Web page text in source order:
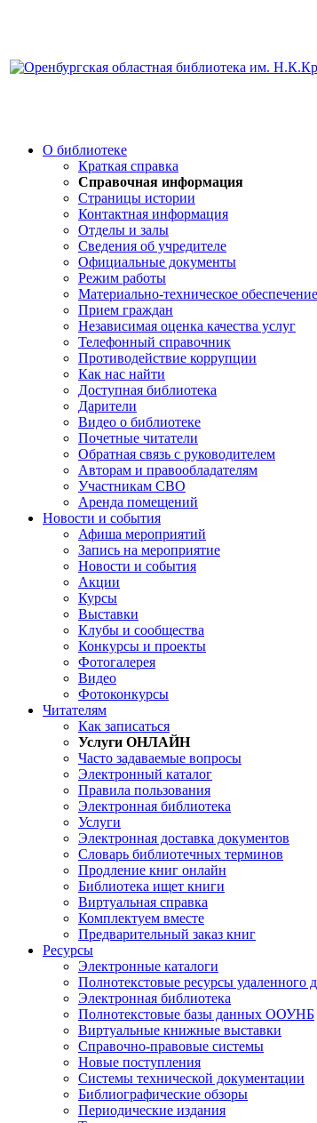
О библиотеке
Краткая справка
Справочная информация
Страницы истории
Контактная информация
Отделы и залы
Сведения об учредителе
Официальные документы
Режим работы
Материально-техническое
Прием граждан
Независимая оценка качества услуг
Телефонный справочник
Противодействие коррупции
Как нас найти
Доступная библиотека
Дарители
Видео о библиотеке
Почетные читатели
Обратная связь с руководителем
Авторам и правообладателям
Участникам СВО
Аренда помещений
Новости и события
Афиша мероприятий
Запись на мероприятие
Новости и события
Акции
Курсы
Выставки
Клубы и сообщества
Конкурсы и проекты
Фотогалерея
Видео
Фотоконкурсы
Читателям
Как записаться
Услуги ОНЛАЙН
Часто задаваемые вопросы
Электронный каталог
Правила пользования
Электронная библиотека
Услуги
Электронная доставка документов
Словарь библиотечных терминов
Продление книг онлайн
Библиотека ищет книги
Виртуальная справка
Комплектуем вместе
Предварительный заказ книг
Ресурсы
Электронные каталоги
Полнотекстовые ресурсы удаленного
Электронная библиотека
Полнотекстовые базы данных ООУНБ
Виртуальные книжные выставки
Справочно-правовые системы
Новые поступления
Cистемы технической документации
Библиографические обзоры
Периодические издания